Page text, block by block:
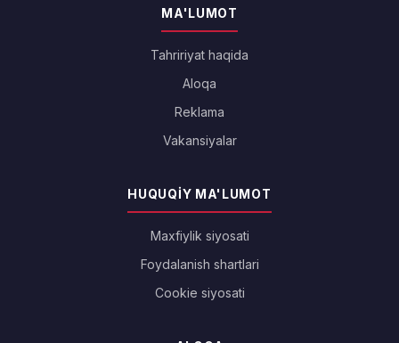
MA'LUMOT
Tahririyat haqida
Aloqa
Reklama
Vakansiyalar
HUQUQIY MA'LUMOT
Maxfiylik siyosati
Foydalanish shartlari
Cookie siyosati